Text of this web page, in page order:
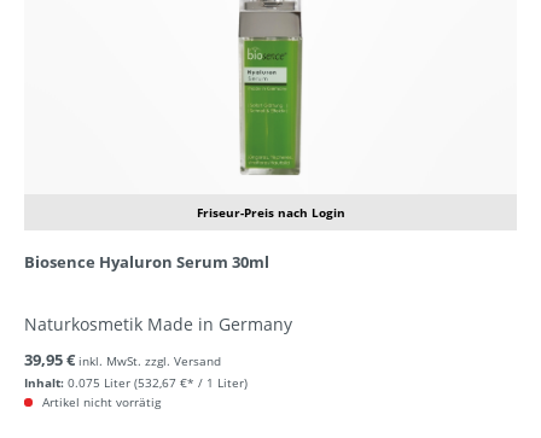
Friseur-Preis nach Login
Biosence Hyaluron Serum 30ml
Naturkosmetik Made in Germany
Inhalt: 0.075 Liter (532,67 €* / 1 Liter)
39,95 € inkl. MwSt. zzgl. Versand
Artikel nicht vorrätig